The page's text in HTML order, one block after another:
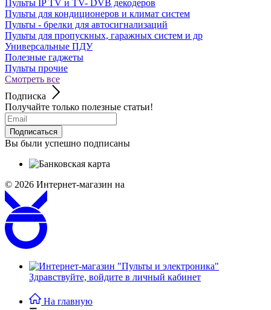
Пульты IP TV и TV- DVB декодеров
Пульты для кондиционеров и климат систем
Пульты - брелки для автосигнализаций
Пульты для пропускных, гаражных систем и др
Универсальные ПДУ
Полезные гаджеты
Пульты прочие
Смотреть все
Подписка
Получайте только полезные статьи!
Подписаться
Вы были успешно подписаны
© 2026 Интернет-магазин на
Здравствуйте, войдите в личный кабинет
На главную